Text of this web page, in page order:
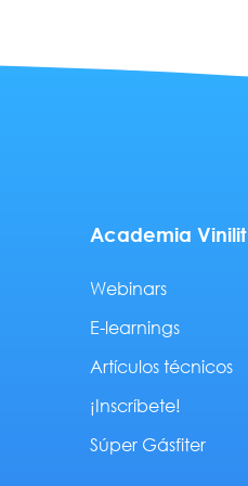
Academia Vinilit
Webinars
E-learnings
Artículos técnicos
¡Inscríbete!
Súper Gásfiter